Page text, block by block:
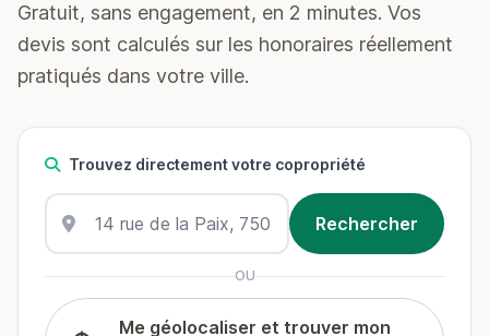
Gratuit, sans engagement, en 2 minutes. Vos
devis sont calculés sur les honoraires réellement
pratiqués dans votre ville.
Trouvez directement votre copropriété
OU
Me géolocaliser et trouver mon